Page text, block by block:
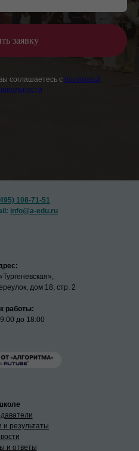
заявку
соглашаетесь с политикой
дом 18, стр. 2
работы:
до 18:00
108-71-51
info@a-edu.ru
и результаты
и ответы